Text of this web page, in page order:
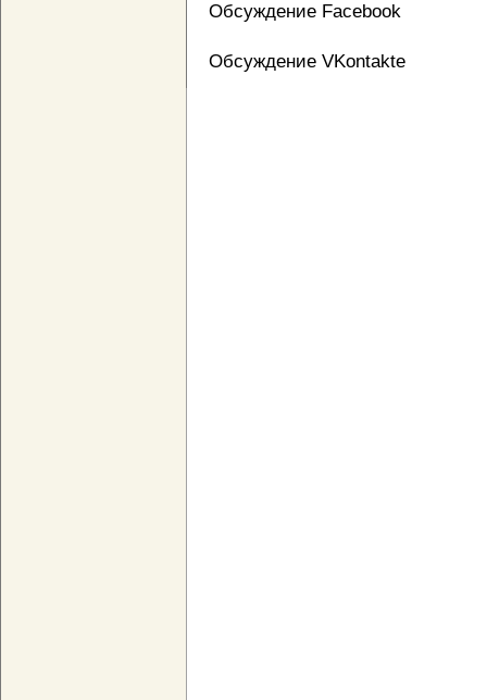
Обсуждение Facebook
Обсуждение VKontakte